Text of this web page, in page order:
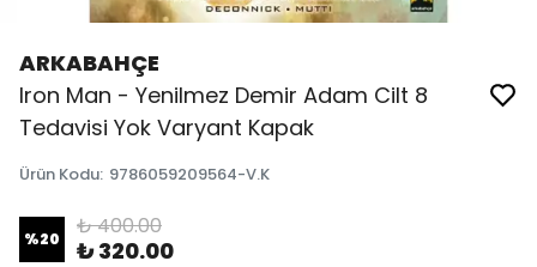
ARKABAHÇE
Iron Man - Yenilmez Demir Adam Cilt 8
Tedavisi Yok Varyant Kapak
Ürün Kodu: 9786059209564-V.K
%20 ₺ 400.00
₺ 320.00